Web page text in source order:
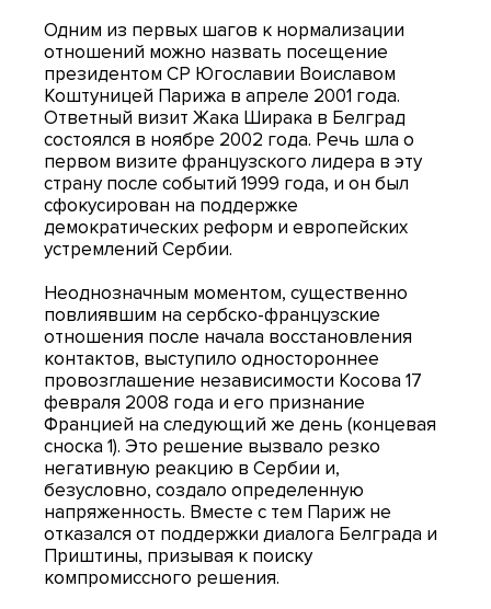
Одним из первых шагов к нормализации
отношений можно назвать посещение
президентом СР Югославии Воиславом
Коштуницей Парижа в апреле 2001 года.
Ответный визит Жака Ширака в Белград
состоялся в ноябре 2002 года. Речь шла о
первом визите французского лидера в эту
страну после событий 1999 года, и он был
сфокусирован на поддержке
демократических реформ и европейских
устремлений Сербии.
Неоднозначным моментом, существенно
повлиявшим на сербско-французские
отношения после начала восстановления
контактов, выступило одностороннее
провозглашение независимости Косова 17
февраля 2008 года и его признание
Францией на следующий же день (концевая
сноска 1). Это решение вызвало резко
негативную реакцию в Сербии и,
безусловно, создало определенную
напряженность. Вместе с тем Париж не
отказался от поддержки диалога Белграда и
Приштины, призывая к поиску
компромиссного решения.